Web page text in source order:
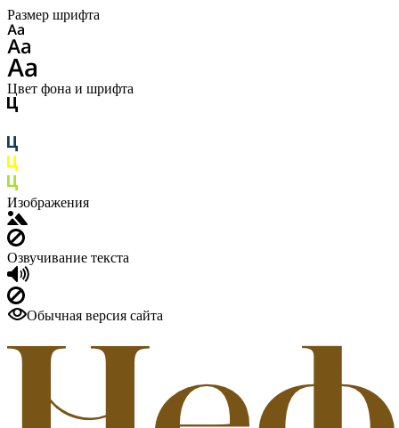
Размер шрифта
Цвет фона и шрифта
Изображения
Озвучивание текста
Обычная версия сайта